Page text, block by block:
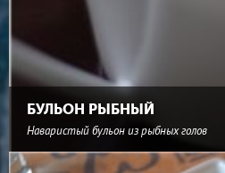
БУЛЬОН РЫБНЫЙ
Наваристый бульон из рыбных голов